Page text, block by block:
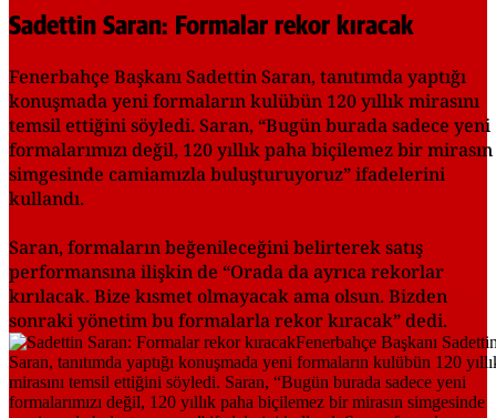
Sadettin Saran: Formalar rekor kıracak
Fenerbahçe Başkanı Sadettin Saran, tanıtımda yaptığı
konuşmada yeni formaların kulübün 120 yıllık mirasını
temsil ettiğini söyledi. Saran, “Bugün burada sadece yeni
formalarımızı değil, 120 yıllık paha biçilemez bir mirasın
simgesinde camiamızla buluşturuyoruz” ifadelerini
kullandı.
Saran, formaların beğenileceğini belirterek satış
performansına ilişkin de “Orada da ayrıca rekorlar
kırılacak. Bize kısmet olmayacak ama olsun. Bizden
sonraki yönetim bu formalarla rekor kıracak” dedi.